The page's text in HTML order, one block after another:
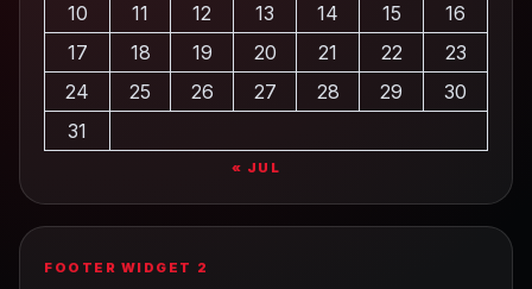
10
11 12 13 14 15
16
17
18 19 20 21 22
23
24
25 26 27 28 29
30
31
« JUL
FOOTER WIDGET 2